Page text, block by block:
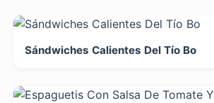
Sándwiches Calientes Del Tío Bo